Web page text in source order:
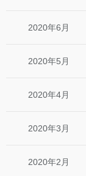
2020年6月
2020年5月
2020年4月
2020年3月
2020年2月